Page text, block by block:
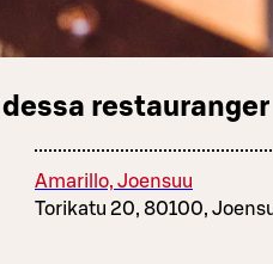
I dessa restauranger
Amarillo, Joensuu
Torikatu 20, 80100,